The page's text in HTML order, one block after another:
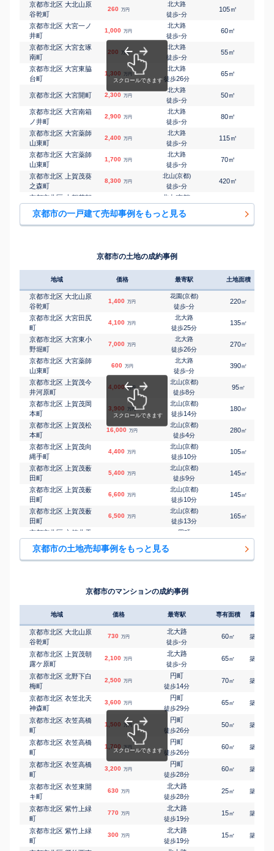
京都市北区 大北山原
谷乾町
260 万円
北大路
徒歩-分
105㎡
京都市北区 大宮一ノ
井町
1,000 万円
北大路
徒歩-分
60㎡
京都市北区 大宮玄琢
南町
200 万円
北大路
徒歩-分
55㎡
京都市北区 大宮東脇
台町
1,300 万円
北大路
徒歩26分
65㎡
京都市北区 大宮開町 2,300 万円
北大路
徒歩-分
50㎡
京都市北区 大宮南箱
ノ井町
2,900 万円
北大路
徒歩-分
80㎡
京都市北区 大宮薬師
山東町
2,400 万円
北大路
徒歩-分
115㎡
京都市北区 大宮薬師
山東町
1,700 万円
北大路
徒歩-分
70㎡
京都市北区 上賀茂葵
之森町
8,300 万円
北山(京都)
徒歩-分
420㎡
京都市北区 上賀茂朝
露ケ原町
400 万円
北山(京都)
60㎡
京都市北区 上賀茂石
計町
9,100 万円
北山(京都)
7
210㎡ 145
ノ原町
北大路
徒歩-分
京都市北区 上賀茂北
ノ原町
2,700 万円
北大路
徒歩-分
110㎡
京都市北区 上賀茂桜
井町
北山(京都)
徒歩6分
京都市北区 上賀茂中
山町
北山(京都)
徒歩-分
京都市北区 上賀茂狭
間町
北山(京都)
徒歩11分
京都市北区 上賀茂御
薗口町
1,900 万円
北大路
徒歩18分
京都市北区 上賀茂南
大路町
北山(京都)
徒歩19分
京都市北区 上賀茂向
縄手町
2,700 万円
北山(京都)
徒歩11分
京都市北区 上御霊上
江町
鞍馬口
徒歩1分
京都市北区 衣笠荒見
町
円町
徒歩29分
京都市北区 衣笠街道
町
円町
徒歩-分
京都市北区 衣笠高橋
町
円町
徒歩26分
京都市北区 衣笠西馬
場町
円町
-分
京都市北区 衣笠東御
所ノ内町
4,300 万円
北大路
徒歩
京都市北区 衣笠東御
北大路
14,000 万円
徒歩-分
京都市の一戸建て売却事例をもっと見る
京都市の土地の成約事例
地域 価格 最寄駅 土地面積
京都市北区 大北山原
谷乾町
1,400 万円
花園(京都)
徒歩-分
220㎡
京都市北区 大宮田尻
町
4,100 万円
北大路
徒歩25分
135㎡
京都市北区 大宮東小
野堀町
7,000 万円
北大路
徒歩26分
270㎡
京都市北区 大宮薬師
山東町
600 万円
北大路
徒歩-分
390㎡
京都市北区 上賀茂今
井河原町
4,000 万円
北山(京都)
徒歩8分
95㎡
京都市北区 上賀茂岡
本町
3,900 万円
北山(京都)
徒歩14分
180㎡
京都市北区 上賀茂松
本町
16,000 万円
北山(京都)
徒歩4分
280㎡
京都市北区 上賀茂向
縄手町
4,400 万円
北山(京都)
徒歩10分
105㎡
京都市北区 上賀茂薮
田町
5,400 万円
北山(京都)
徒歩9分
145㎡
京都市北区 上賀茂薮
田町
6,600 万円
北山(京都)
徒歩10分
145㎡
京都市北区 上賀茂薮
田町
6,500 万円
北山(京都)
徒歩13分
165㎡
京都市北区 衣笠北天
神森町
6,000 万円
円町
125㎡
京都市北区 衣笠総門
町
2,900 万円
29
200㎡
京都市北区 衣笠氷室
町
円町
徒歩-分
京都市北区 衣笠開キ
町
3,000 万円
北大路
徒歩-
185㎡
京都市北区 小山上板
倉町
北大路
徒歩5
京都市北区 小山西玄
以町
北大路
徒歩11
京都市北区 小山東玄
北大路
京都市北区 小山東花
池町
4,800 万円
2
京都市北区 紫竹上芝
本町
北大路
徒歩 16
京都市北区 紫竹上ノ
岸町
6,200 万円
北大路
徒歩
19
京都市北区 紫竹上ノ
岸町
1,900
北大路
徒歩21
75
京都市北区 紫竹上緑
町
2,700
北大路
徒歩18
115
京都市北区 紫竹上緑
町
3,300
北大路
徒歩18
115
京都市北区 紫竹下長
目町
5,000 万円
北大路
徒歩14
130
京都市の土地売却事例をもっと見る
京都市のマンションの成約事例
地域 価格 最寄駅 専有面積 築年数
京都市北区 大北山原
谷乾町
730 万円
北大路
徒歩-分
60㎡ 築
京都市北区 上賀茂朝
露ケ原町
2,100 万円
北大路
徒歩-分
65㎡ 築
京都市北区 北野下白
梅町
2,500 万円
円町
徒歩14分
70㎡ 築
京都市北区 衣笠北天
神森町
3,600 万円
円町
徒歩29分
65㎡ 築
京都市北区 衣笠高橋
町
1,500 万円
円町
徒歩26分
50㎡ 築
京都市北区 衣笠高橋
町
1,700 万円
円町
徒歩26分
60㎡ 築
京都市北区 衣笠高橋
町
3,200 万円
円町
徒歩28分
60㎡ 築
京都市北区 衣笠東開
キ町
630 万円
北大路
徒歩28分
25㎡ 築
京都市北区 紫竹上緑
町
770 万円
北大路
徒歩19分
15㎡ 築
京都市北区 紫竹上緑
町
300 万円
北大路
徒歩19分
15㎡ 築